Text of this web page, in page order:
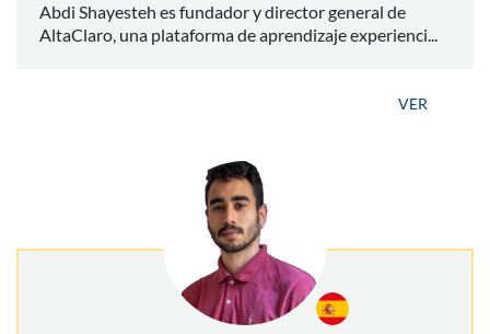
Abdi Shayesteh es fundador y director general de
AltaClaro, una plataforma de aprendizaje experienci...
VER